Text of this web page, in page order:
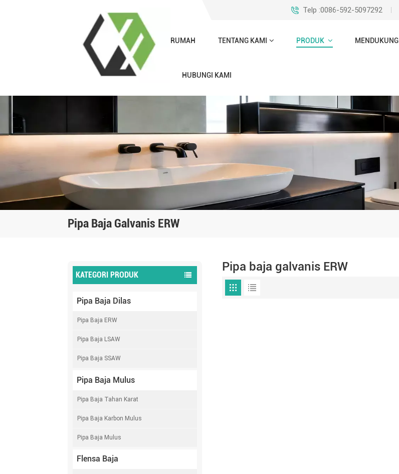
Telp :0086-592-5097292
RUMAH TENTANG KAMI PRODUK MENDUKUNG
HUBUNGI KAMI
Pipa Baja Galvanis ERW
KATEGORI PRODUK
Pipa Baja Dilas
Pipa Baja ERW
Pipa Baja LSAW
Pipa Baja SSAW
Pipa Baja Mulus
Pipa Baja Tahan Karat
Pipa Baja Karbon Mulus
Pipa Baja Mulus
Flensa Baja
Pipa baja galvanis ERW